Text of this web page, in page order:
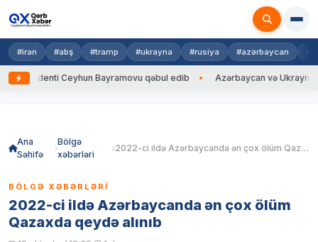
#iran #abş #tramp #ukrayna #rusiya #azərbaycan
Ceyhun Bayramovu qəbul edib Azərbaycan və Ukrayna XİN
Ana
Səhifə
Bölgə
xəbərləri
2022-ci ildə Azərbaycanda ən çox ölüm Qazaxda qeydə alınıb
BÖLGƏ XƏBƏRLƏRI
2022-ci ildə Azərbaycanda ən çox ölüm
Qazaxda qeydə alınıb